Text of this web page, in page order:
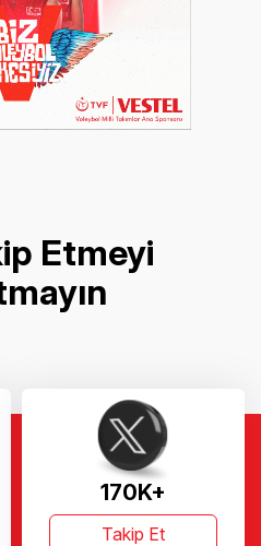
Etmeyi
170K+
Takip Et